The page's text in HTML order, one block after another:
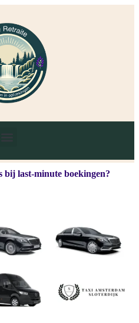
bij last-minute boekingen?